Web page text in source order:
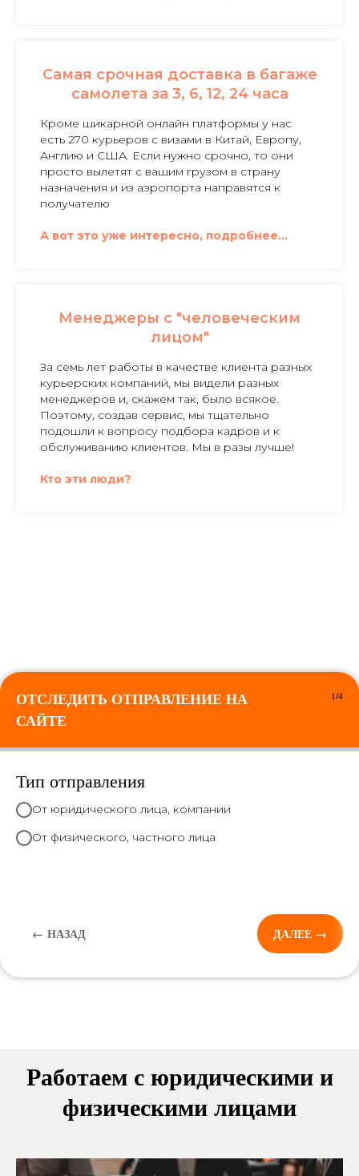
Самая срочная доставка в багаже
самолета за 3, 6, 12, 24 часа
Кроме шикарной онлайн платформы у нас
есть 270 курьеров с визами в Китай, Европу,
Англию и США. Если нужно срочно, то они
просто вылетят с вашим грузом в страну
назначения и из аэропорта направятся к
получателю
А вот это уже интересно, подробнее...
Менеджеры с "человеческим
лицом"
За семь лет работы в качестве клиента разных
курьерских компаний, мы видели разных
менеджеров и, скажем так, было всякое.
Поэтому, создав сервис, мы тщательно
подошли к вопросу подбора кадров и к
обслуживанию клиентов. Мы в разы лучше!
Кто эти люди?
ОТСЛЕДИТЬ ОТПРАВЛЕНИЕ НА
САЙТЕ
1/4
Тип отправления
От юридического лица, компании
От физического, частного лица
← НАЗАД ДАЛЕЕ →
Работаем с юридическими и
физическими лицами